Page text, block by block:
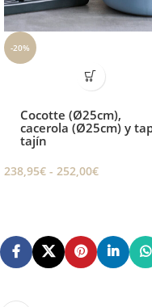
-20%
Cocotte (Ø25cm),
cacerola (Ø25cm) y
tajín
238,95€ - 252,00€